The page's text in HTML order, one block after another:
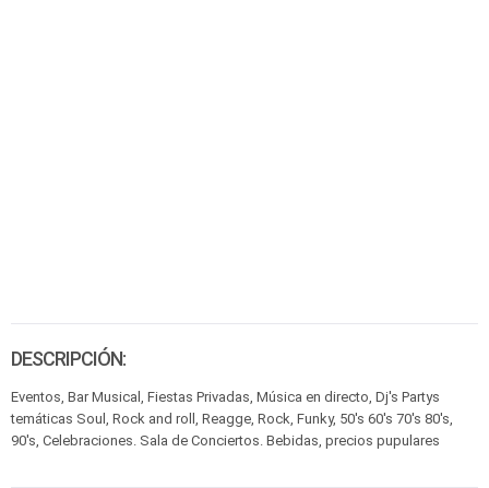
DESCRIPCIÓN:
Eventos, Bar Musical, Fiestas Privadas, Música en directo, Dj's Partys
temáticas Soul, Rock and roll, Reagge, Rock, Funky, 50's 60's 70's 80's,
90's, Celebraciones. Sala de Conciertos. Bebidas, precios pupulares